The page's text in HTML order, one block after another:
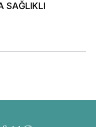
SAĞLIKLI